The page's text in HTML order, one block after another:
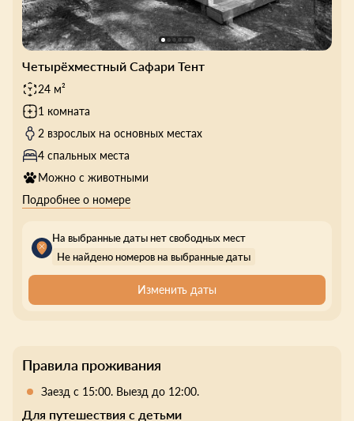
Четырёхместный Сафари Тент
24 м²
1 комната
2 взрослых на основных местах
4 спальных места
Можно с животными
Подробнее о номере
На выбранные даты нет свободных мест
Не найдено номеров на выбранные даты
Изменить даты
Правила проживания
Заезд с 15:00. Выезд до 12:00.
Для путешествия с детьми